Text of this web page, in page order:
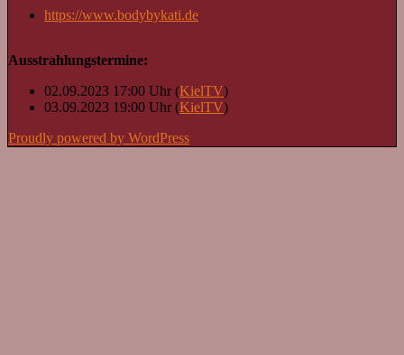
https://www.bodybykati.de
Ausstrahlungstermine:
02.09.2023 17:00 Uhr (KielTV)
03.09.2023 19:00 Uhr (KielTV)
Proudly powered by WordPress